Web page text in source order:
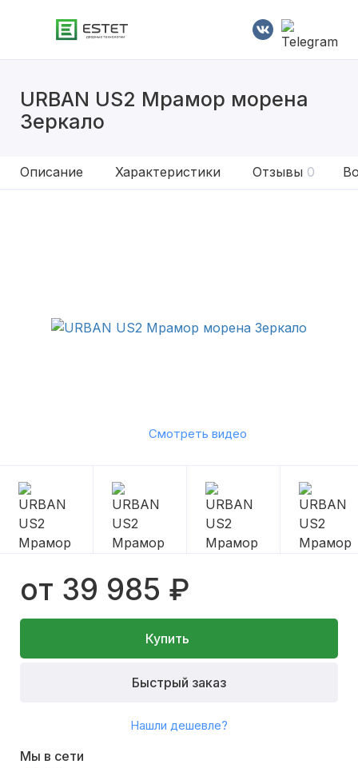
URBAN US2 Мрамор морена
Зеркало
Описание Характеристики Отзывы 0
Смотреть видео
от 39 985 ₽
Купить
Быстрый заказ
Нашли дешевле?
Мы в сети